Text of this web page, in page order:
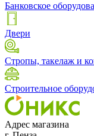
Банковское
Двери
Стропы, такелаж и
Строительное
Адрес магазина